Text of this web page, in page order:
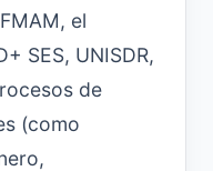
el
SES, UNISDR,
de
(como